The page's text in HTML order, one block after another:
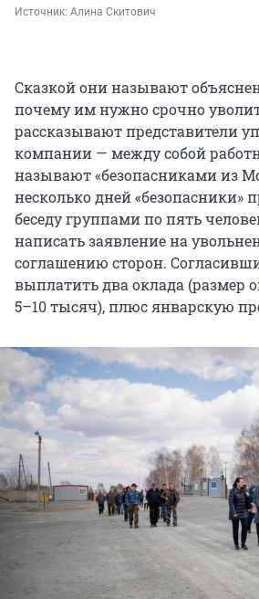
Источник: Алина Скитович
Сказкой они называют
почему им нужно срочно
рассказывают представители
компании — между собой
называют «безопасниками из
несколько дней «безопасники»
беседу группами по пять
написать заявление на
соглашению сторон.
выплатить два оклада (размер
5–10 тысяч), плюс январскую